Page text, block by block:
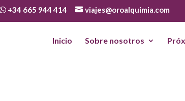
+34 665 944 414 viajes@oroalquimia.com
Inicio Sobre nosotros